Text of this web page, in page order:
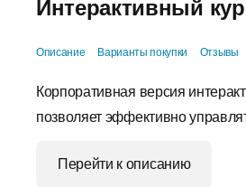
Интерактивный
Описание Варианты покупки Отзывы
Корпоративная версия
позволяет эффективно
Перейти к описанию